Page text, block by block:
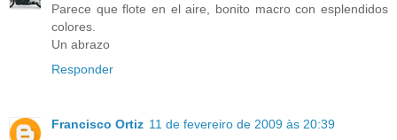
Parece que flote en el aire, bonito macro con esplendidos
colores.
Un abrazo
Responder
Francisco Ortiz 11 de fevereiro de 2009 às 20:39